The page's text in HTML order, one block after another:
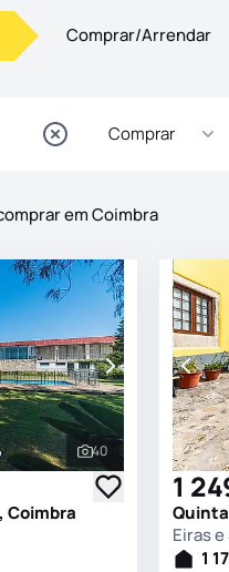
Comprar/Arrendar
Comprar
em Coimbra
Ver todas as
40
Coimbra
1
Eiras
1